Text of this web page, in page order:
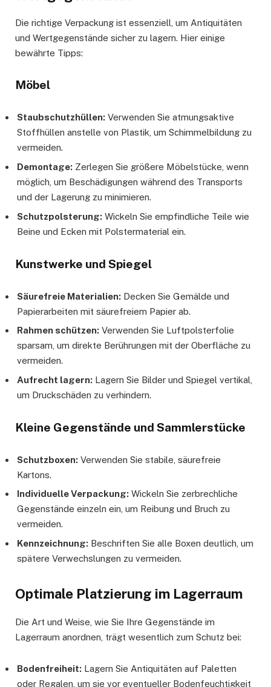
Die richtige Verpackung ist essenziell, um Antiquitäten
und Wertgegenstände sicher zu lagern. Hier einige
bewährte Tipps:
Möbel
Staubschutzhüllen: Verwenden Sie atmungsaktive
Stoffhüllen anstelle von Plastik, um Schimmelbildung zu
vermeiden.
Demontage: Zerlegen Sie größere Möbelstücke, wenn
möglich, um Beschädigungen während des Transports
und der Lagerung zu minimieren.
Schutzpolsterung: Wickeln Sie empfindliche Teile wie
Beine und Ecken mit Polstermaterial ein.
Kunstwerke und Spiegel
Säurefreie Materialien: Decken Sie Gemälde und
Papierarbeiten mit säurefreiem Papier ab.
Rahmen schützen: Verwenden Sie Luftpolsterfolie
sparsam, um direkte Berührungen mit der Oberfläche zu
vermeiden.
Aufrecht lagern: Lagern Sie Bilder und Spiegel vertikal,
um Druckschäden zu verhindern.
Kleine Gegenstände und Sammlerstücke
Schutzboxen: Verwenden Sie stabile, säurefreie
Kartons.
Individuelle Verpackung: Wickeln Sie zerbrechliche
Gegenstände einzeln ein, um Reibung und Bruch zu
vermeiden.
Kennzeichnung: Beschriften Sie alle Boxen deutlich, um
spätere Verwechslungen zu vermeiden.
Optimale Platzierung im Lagerraum
Die Art und Weise, wie Sie Ihre Gegenstände im
Lagerraum anordnen, trägt wesentlich zum Schutz bei:
Bodenfreiheit: Lagern Sie Antiquitäten auf Paletten
oder Regalen, um sie vor eventueller Bodenfeuchtigkeit